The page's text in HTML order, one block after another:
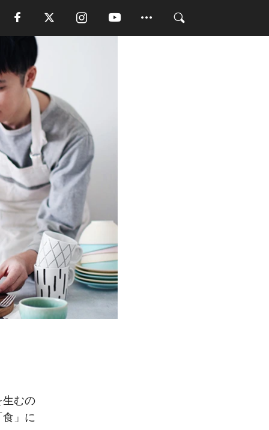
生むの
」に